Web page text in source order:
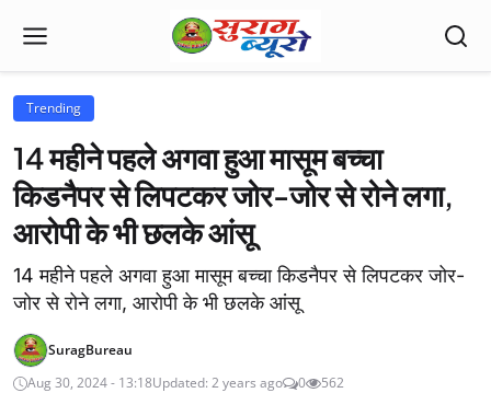
Trending
14 महीने पहले अगवा हुआ मासूम बच्चा
किडनैपर से लिपटकर जोर-जोर से रोने लगा,
आरोपी के भी छलके आंसू
14 महीने पहले अगवा हुआ मासूम बच्चा किडनैपर से लिपटकर जोर-
जोर से रोने लगा, आरोपी के भी छलके आंसू
SuragBureau
Aug 30, 2024 - 13:18Updated: 2 years ago 0 562